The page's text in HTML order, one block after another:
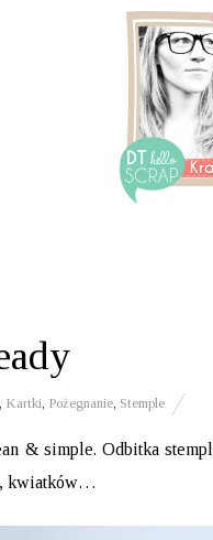
Kartki Pożegnanie Stemple
& simple. Odbitka
kwiatków…